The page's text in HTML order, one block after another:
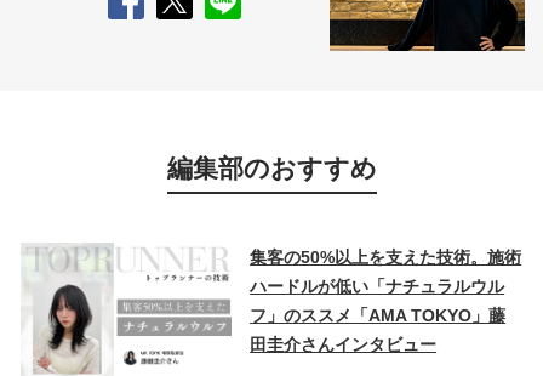
編集部のおすすめ
集客の50%以上を支えた技術。施術
ハードルが低い「ナチュラルウル
フ」のススメ「AMA TOKYO」藤
田圭介さんインタビュー